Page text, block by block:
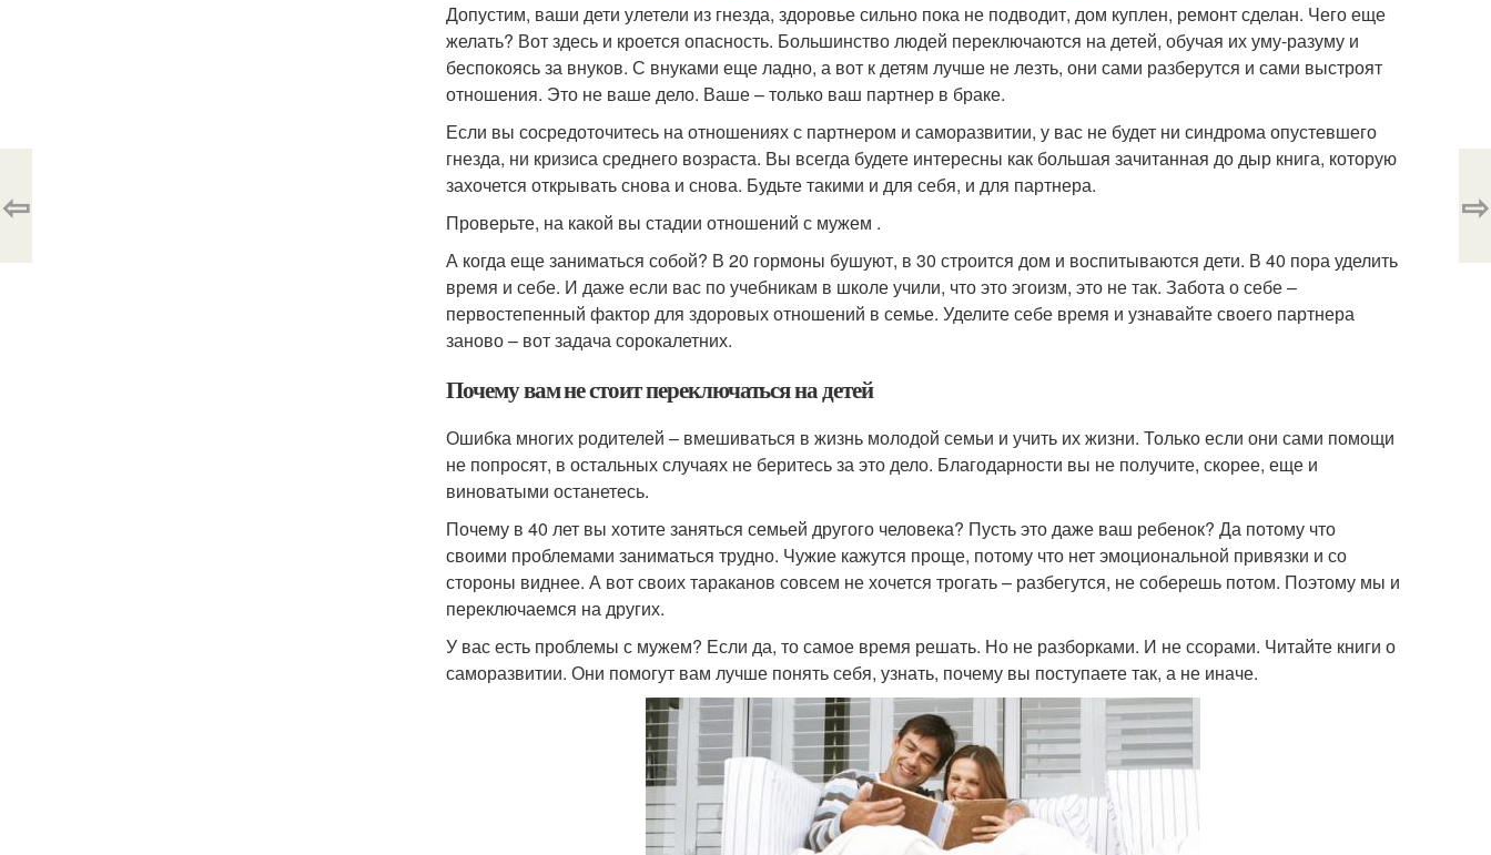
Допустим, ваши дети улетели из гнезда, здоровье сильно пока не подводит, дом куплен, ремонт сделан. Чего еще
желать? Вот здесь и кроется опасность. Большинство людей переключаются на детей, обучая их уму-разуму и
беспокоясь за внуков. С внуками еще ладно, а вот к детям лучше не лезть, они сами разберутся и сами выстроят
отношения. Это не ваше дело. Ваше – только ваш партнер в браке.
Если вы сосредоточитесь на отношениях с партнером и саморазвитии, у вас не будет ни синдрома опустевшего
гнезда, ни кризиса среднего возраста. Вы всегда будете интересны как большая зачитанная до дыр книга, которую
захочется открывать снова и снова. Будьте такими и для себя, и для партнера.
Проверьте, на какой вы стадии отношений с мужем .
А когда еще заниматься собой? В 20 гормоны бушуют, в 30 строится дом и воспитываются дети. В 40 пора уделить
время и себе. И даже если вас по учебникам в школе учили, что это эгоизм, это не так. Забота о себе –
первостепенный фактор для здоровых отношений в семье. Уделите себе время и узнавайте своего партнера
заново – вот задача сорокалетних.
Почему вам не стоит переключаться на детей
Ошибка многих родителей – вмешиваться в жизнь молодой семьи и учить их жизни. Только если они сами помощи
не попросят, в остальных случаях не беритесь за это дело. Благодарности вы не получите, скорее, еще и
виноватыми останетесь.
Почему в 40 лет вы хотите заняться семьей другого человека? Пусть это даже ваш ребенок? Да потому что
своими проблемами заниматься трудно. Чужие кажутся проще, потому что нет эмоциональной привязки и со
стороны виднее. А вот своих тараканов совсем не хочется трогать – разбегутся, не соберешь потом. Поэтому мы и
переключаемся на других.
У вас есть проблемы с мужем? Если да, то самое время решать. Но не разборками. И не ссорами. Читайте книги о
саморазвитии. Они помогут вам лучше понять себя, узнать, почему вы поступаете так, а не иначе.
⇦ ⇨